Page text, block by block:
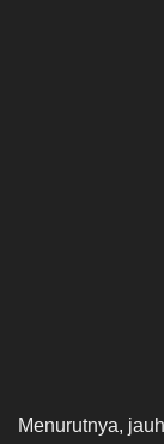
Menurutnya,